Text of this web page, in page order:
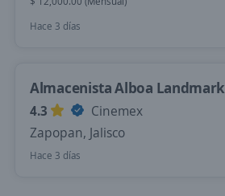
Hace 3 días
Almacenista Alboa Landmark
4.3
Cinemex
Zapopan, Jalisco
Hace 3 días